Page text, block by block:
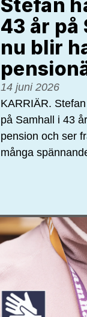
Stefan
43 år på
nu blir
14 juni 2026
KARRIÄR.
på Samhall i 43
pension och ser
många